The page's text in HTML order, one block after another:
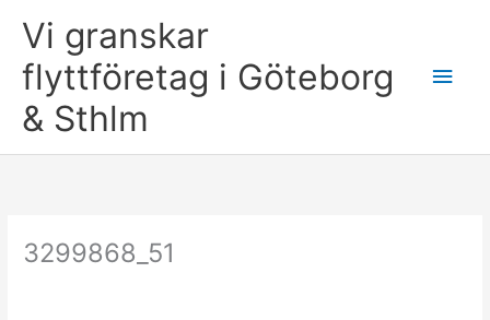
content
Vi granskar
flyttföretag i Göteborg
& Sthlm
Main
3299868_51